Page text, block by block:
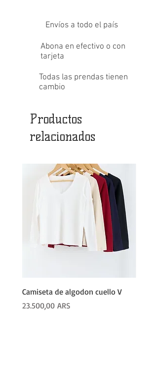
Envíos a todo el país
Abona en efectivo o con
tarjeta
Todas las prendas tienen
cambio
Productos
relacionados
Camiseta de algodon cuello V
Precio
23.500,00 ARS